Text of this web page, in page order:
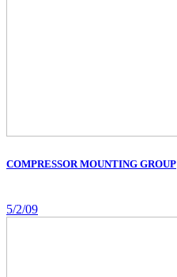
COMPRESSOR MOUNTING GROUP
5/2/09